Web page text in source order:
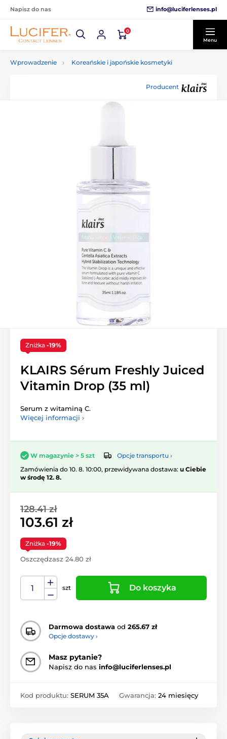
Napisz do nas info@luciferlenses.pl
0
Menu
Wprowadzenie Koreańskie i japońskie kosmetyki
Producent
Zniżka -19%
KLAIRS Sérum Freshly Juiced
Vitamin Drop (35 ml)
Serum z witaminą C.
Więcej informacji ›
W magazynie > 5 szt
Opcje transportu ›
Zamówienia do 10. 8. 10:00, przewidywana dostawa: u Ciebie
w środę 12. 8.
128.41 zł
103.61 zł
Zniżka -19%
Oszczędzasz 24.80 zł
szt Do koszyka
Darmowa dostawa od 265.67 zł
Opcje dostawy ›
Masz pytanie?
Napisz do nas info@luciferlenses.pl
Kod produktu: SERUM 35A Gwarancja: 24 miesięcy